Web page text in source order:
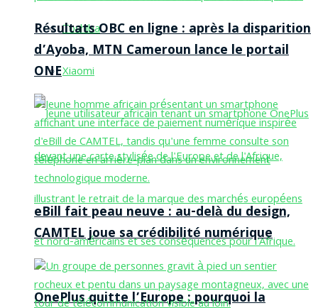
Toshiba
Xiaomi
OnePlus quitte l’Europe : pourquoi la
Résultats OBC en ligne : après la disparition
d’Ayoba, MTN Cameroun lance le portail
ONE
eBill fait peau neuve : au-delà du design,
CAMTEL joue sa crédibilité numérique